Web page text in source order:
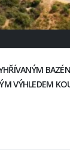
VÝHLEDEM